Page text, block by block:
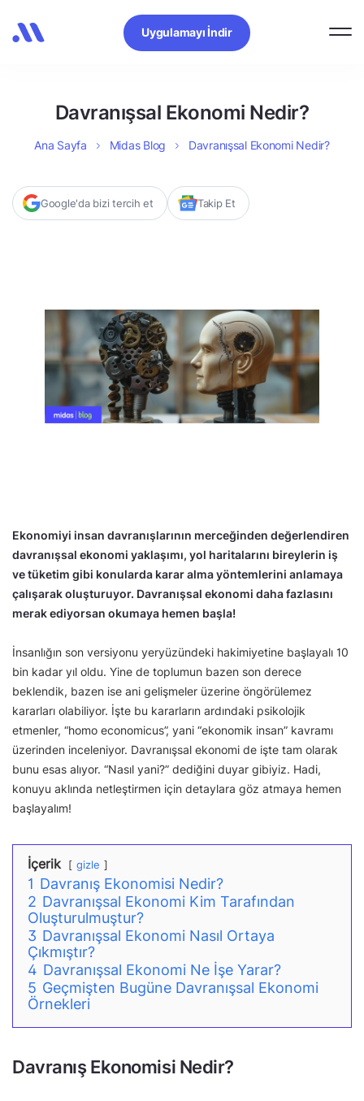
Uygulamayı İndir
Davranışsal Ekonomi Nedir?
Ana Sayfa Midas Blog Davranışsal Ekonomi Nedir?
Google'da bizi tercih et Takip Et
Ekonomiyi insan davranışlarının merceğinden değerlendiren
davranışsal ekonomi yaklaşımı, yol haritalarını bireylerin iş
ve tüketim gibi konularda karar alma yöntemlerini anlamaya
çalışarak oluşturuyor. Davranışsal ekonomi daha fazlasını
merak ediyorsan okumaya hemen başla!
İnsanlığın son versiyonu yeryüzündeki hakimiyetine başlayalı 10
bin kadar yıl oldu. Yine de toplumun bazen son derece
beklendik, bazen ise ani gelişmeler üzerine öngörülemez
kararları olabiliyor. İşte bu kararların ardındaki psikolojik
etmenler, “homo economicus”, yani “ekonomik insan” kavramı
üzerinden inceleniyor. Davranışsal ekonomi de işte tam olarak
bunu esas alıyor. “Nasıl yani?” dediğini duyar gibiyiz. Hadi,
konuyu aklında netleştirmen için detaylara göz atmaya hemen
başlayalım!
İçerik gizle
1 Davranış Ekonomisi Nedir?
2 Davranışsal Ekonomi Kim Tarafından
Oluşturulmuştur?
3 Davranışsal Ekonomi Nasıl Ortaya
Çıkmıştır?
4 Davranışsal Ekonomi Ne İşe Yarar?
5 Geçmişten Bugüne Davranışsal Ekonomi
Örnekleri
Davranış Ekonomisi Nedir?